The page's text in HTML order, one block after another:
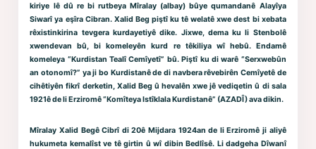
kiriye lê dû re bi rutbeya Mîralay (albay) bûye qumandanê Alayîya
Siwarî ya eşîra Cibran. Xalid Beg piştî ku tê welatê xwe dest bi xebata
rêxistinkirina tevgera kurdayetiyê dike. Jixwe, dema ku li Stenbolê
xwendevan bû, bi komeleyên kurd re têkiliya wî hebû. Endamê
komeleya “Kurdistan Tealî Cemîyetî” bû. Piştî ku di warê “Serxwebûn
an otonomî?” ya ji bo Kurdistanê de di navbera rêvebirên Cemîyetê de
cihêtiyên fikrî derketin, Xalid Beg û hevalên xwe jê vediqetin û di sala
1921ê de li Erziromê “Komîteya Istîklala Kurdistanê” (AZADÎ) ava dikin.
Mîralay Xalid Begê Cibrî di 20ê Mijdara 1924an de li Erziromê ji aliyê
hukumeta kemalîst ve tê girtin û wî dibin Bedlîsê. Li dadgeha Dîwanî